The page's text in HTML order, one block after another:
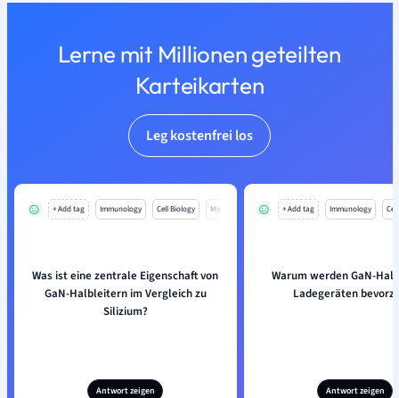
Lerne mit Millionen geteilten
Karteikarten
Leg kostenfrei los
+ Add tag Immunology Cell Biology Mo
Was ist eine zentrale Eigenschaft von
GaN-Halbleitern im Vergleich zu
Silizium?
Antwort zeigen
+ Add tag Immunology
Warum werden GaN-
Ladegeräten
Antwort zeigen